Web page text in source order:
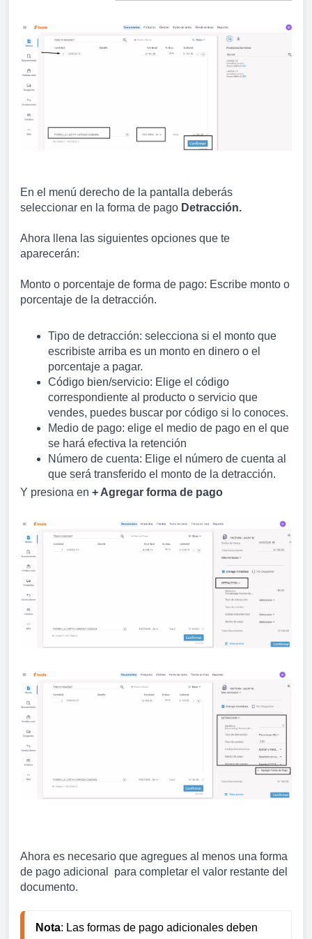
En el menú derecho de la pantalla deberás
seleccionar en la forma de pago Detracción.
Ahora llena las siguientes opciones que te
aparecerán:
Monto o porcentaje de forma de pago: Escribe monto o
porcentaje de la detracción.
Tipo de detracción: selecciona si el monto que
escribiste arriba es un monto en dinero o el
porcentaje a pagar.
Código bien/servicio: Elige el código
correspondiente al producto o servicio que
vendes, puedes buscar por código si lo conoces.
Medio de pago: elige el medio de pago en el que
se hará efectiva la retención
Número de cuenta: Elige el número de cuenta al
que será transferido el monto de la detracción.
Y presiona en + Agregar forma de pago
Ahora es necesario que agregues al menos una forma
de pago adicional para completar el valor restante del
documento.
Nota: Las formas de pago adicionales deben